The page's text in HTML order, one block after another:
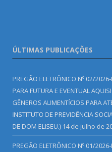
ÚLTIMAS PUBLICAÇÕES
PREGÃO ELETRÔNICO Nº 02/
PARA FUTURA E EVENTUAL
GÊNEROS ALIMENTÍCIOS PARA
INSTITUTO DE PREVIDÊNCIA
DE DOM ELISEU.) 14 de julho de
PREGÃO ELETRÔNICO Nº 01/